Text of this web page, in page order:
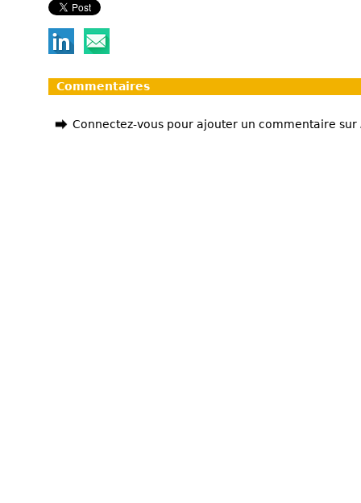
Commentaires
Connectez-vous pour ajouter un commentaire sur